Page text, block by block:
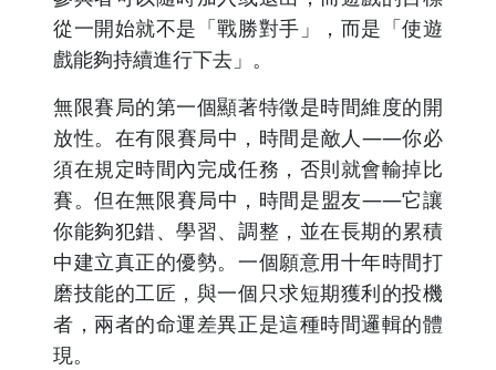
從一開始就不是「戰勝對手」，而是「使遊
戲能夠持續進行下去」。
無限賽局的第一個顯著特徵是時間維度的開
放性。在有限賽局中，時間是敵人——你必
須在規定時間內完成任務，否則就會輸掉比
賽。但在無限賽局中，時間是盟友——它讓
你能夠犯錯、學習、調整，並在長期的累積
中建立真正的優勢。一個願意用十年時間打
磨技能的工匠，與一個只求短期獲利的投機
者，兩者的命運差異正是這種時間邏輯的體
現。